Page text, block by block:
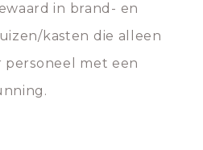
in brand- en
kasten die alleen
met een